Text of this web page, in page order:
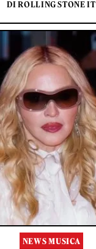
DI ROLLING STONE IT
NEWS MUSICA